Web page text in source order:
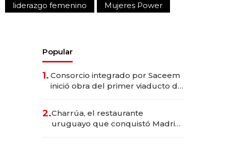
liderazgo femenino
Mujeres Power
Popular
1. Consorcio integrado por Saceem
inició obra del primer viaducto de
millones
2.Charrúa, el restaurante
uruguayo que conquistó Madrid: